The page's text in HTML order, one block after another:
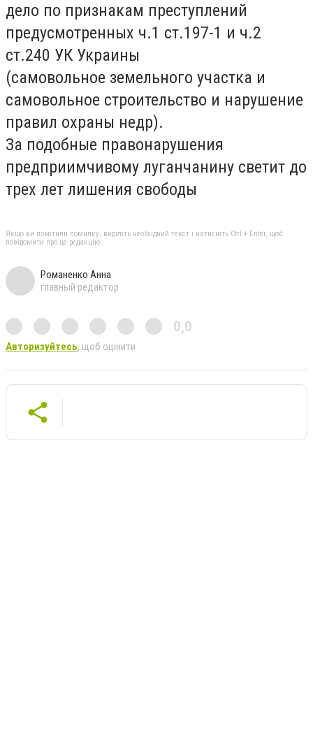
дело по признакам преступлений
предусмотренных ч.1 ст.197-1 и ч.2
ст.240 УК Украины
(самовольное земельного участка и
самовольное строительство и нарушение
правил охраны недр).
За подобные правонарушения
предприимчивому луганчанину светит до
трех лет лишения свободы
Якщо ви помітили помилку, виділіть необхідний текст і натисніть Ctrl + Enter, щоб
повідомити про це редакцію
Романенко Анна
главный редактор
0,0
Авторизуйтесь, щоб оцінити